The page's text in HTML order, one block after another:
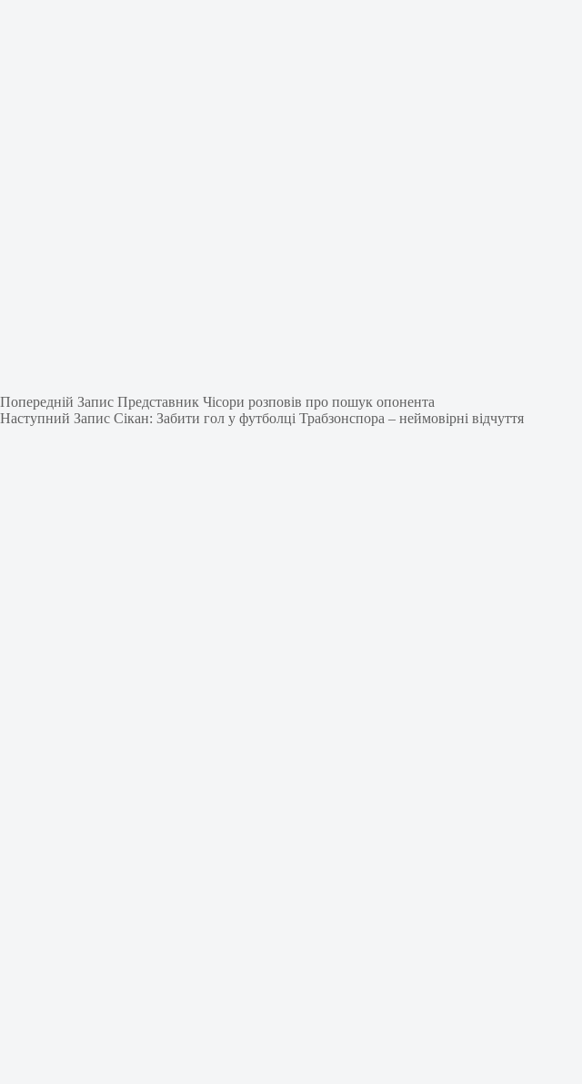
Попередній Запис Представник Чісори розповів про пошук опонента
Наступний Запис Сікан: Забити гол у футболці Трабзонспора – неймовірні відчуття